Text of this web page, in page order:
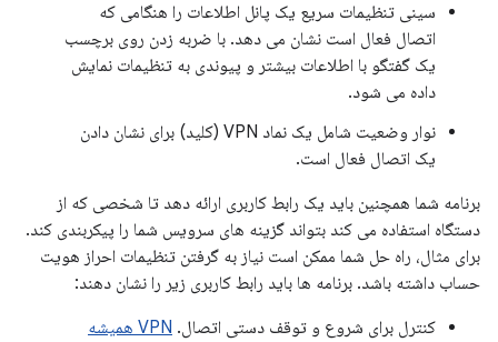
سینی تنظیمات سریع یک پانل اطلاعات را هنگامی که
اتصال فعال است نشان می دهد. با ضربه زدن روی برچسب
یک گفتگو با اطلاعات بیشتر و پیوندی به تنظیمات نمایش
داده می شود.
نوار وضعیت شامل یک نماد VPN (کلید) برای نشان دادن
یک اتصال فعال است.
برنامه شما همچنین باید یک رابط کاربری ارائه دهد تا شخصی که از
دستگاه استفاده می کند بتواند گزینه های سرویس شما را پیکربندی کند.
برای مثال، راه حل شما ممکن است نیاز به گرفتن تنظیمات احراز هویت
حساب داشته باشد. برنامه ها باید رابط کاربری زیر را نشان دهند:
کنترل برای شروع و توقف دستی اتصال.
VPN همیشه